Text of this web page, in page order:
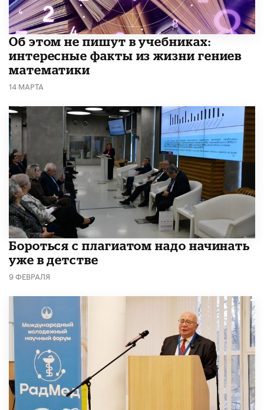
Об этом не пишут в учебниках:
интересные факты из жизни гениев
математики
14 МАРТА
​Бороться с плагиатом надо начинать
уже в детстве
9 ФЕВРАЛЯ